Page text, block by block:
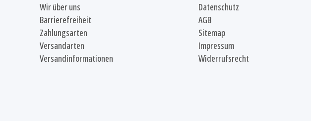
Wir über uns
Barrierefreiheit
Zahlungsarten
Versandarten
Versandinformationen
Datenschutz
AGB
Sitemap
Impressum
Widerrufsrecht